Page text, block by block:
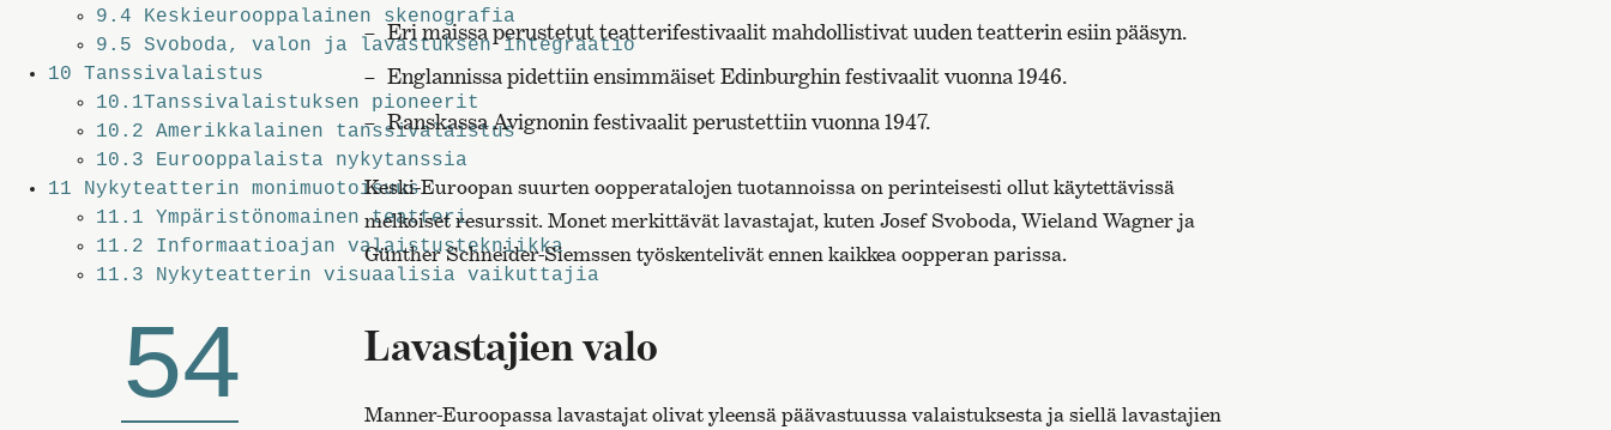
9.4 Keskieurooppalainen skenografia
9.5 Svoboda, valon ja lavastuksen integraatio
10 Tanssivalaistus
10.1Tanssivalaistuksen pioneerit
10.2 Amerikkalainen tanssivalaistus
10.3 Eurooppalaista nykytanssia
11 Nykyteatterin monimuotoisuus
11.1 Ympäristönomainen teatteri
11.2 Informaatioajan valaistustekniikka
11.3 Nykyteatterin visuaalisia vaikuttajia
54
Eri maissa perustetut teatterifestivaalit mahdollistivat uuden teatterin esiin pääsyn.
Englannissa pidettiin ensimmäiset Edinburghin festivaalit vuonna 1946.
Ranskassa Avignonin festivaalit perustettiin vuonna 1947.
Keski-Euroopan suurten oopperatalojen tuotannoissa on perinteisesti ollut käytettävissä
melkoiset resurssit. Monet merkittävät lavastajat, kuten Josef Svoboda, Wieland Wagner ja
Günther Schneider-Siemssen työskentelivät ennen kaikkea oopperan parissa.
Lavastajien valo
Manner-Euroopassa lavastajat olivat yleensä päävastuussa valaistuksesta ja siellä lavastajien